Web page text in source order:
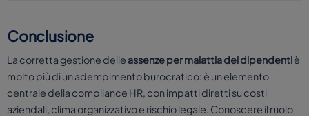
Conclusione
La corretta gestione delle assenze per malattia dei dipendentiè
molto più di un adempimento burocratico: è un elemento
centrale della compliance HR, con impatti diretti su costi
aziendali, clima organizzativo e rischio legale. Conoscere il ruolo